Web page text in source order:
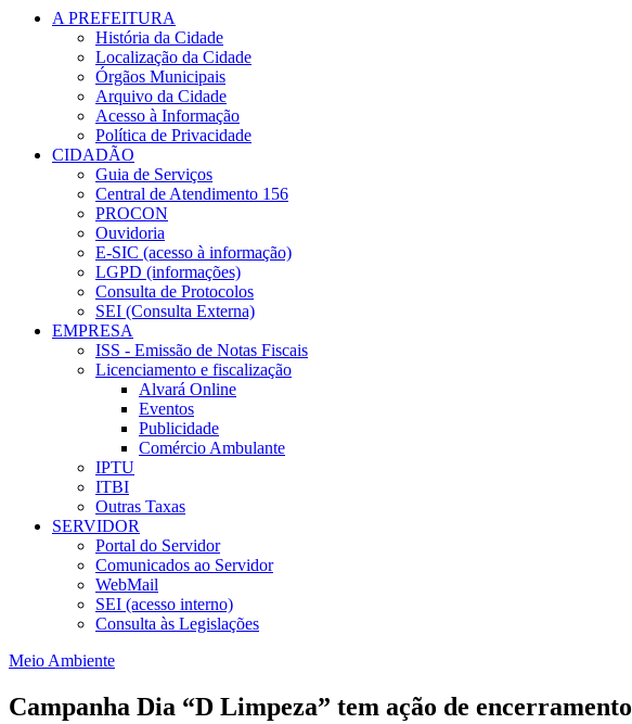
A PREFEITURA
História da Cidade
Localização da Cidade
Órgãos Municipais
Arquivo da Cidade
Acesso à Informação
Política de Privacidade
CIDADÃO
Guia de Serviços
Central de Atendimento 156
PROCON
Ouvidoria
E-SIC (acesso à informação)
LGPD (informações)
Consulta de Protocolos
SEI (Consulta Externa)
EMPRESA
ISS - Emissão de Notas Fiscais
Licenciamento e fiscalização
Alvará Online
Eventos
Publicidade
Comércio Ambulante
IPTU
ITBI
Outras Taxas
SERVIDOR
Portal do Servidor
Comunicados ao Servidor
WebMail
SEI (acesso interno)
Consulta às Legislações
Meio Ambiente
Campanha Dia “D Limpeza” tem ação de encerramento